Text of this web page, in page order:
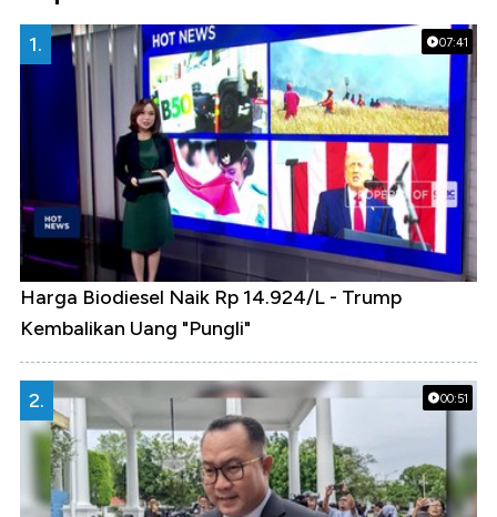
07:41
1.
Harga Biodiesel Naik Rp 14.924/L - Trump
Kembalikan Uang "Pungli"
00:51
2.